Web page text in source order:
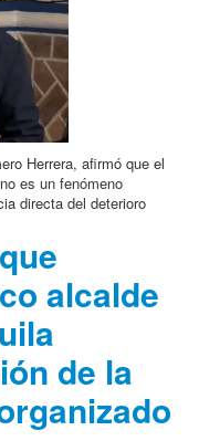
Herrera, afirmó que el
es un fenómeno
directa del deterioro
alcalde
de la